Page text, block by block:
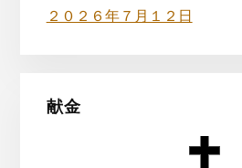
２０２６年７月１２日
献金